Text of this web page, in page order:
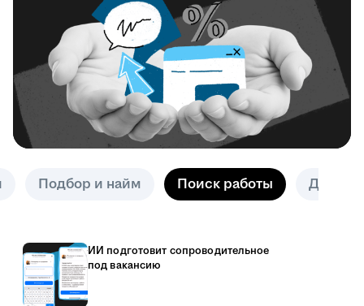
Подбор и найм Поиск работы Другое
ИИ подготовит сопроводительное
под вакансию